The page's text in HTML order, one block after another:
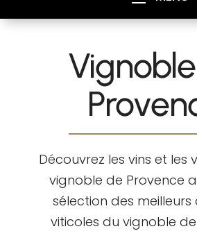
Découvrez les vins et les
vignoble de Provence
sélection des
viticoles du vignoble